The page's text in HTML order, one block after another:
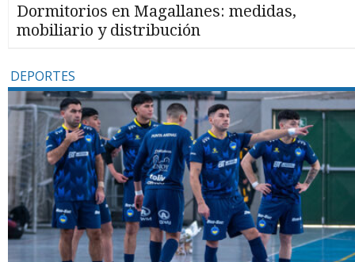
Dormitorios en Magallanes: medidas,
mobiliario y distribución
DEPORTES